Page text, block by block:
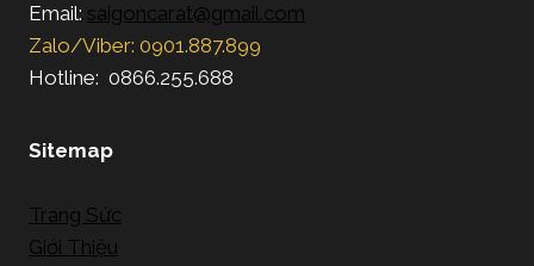
Email: saigoncarat@gmail.com
Zalo/Viber: 0901.887.899
Hotline: 0866.255.688
Sitemap
Trang Sức
Giới Thiệu